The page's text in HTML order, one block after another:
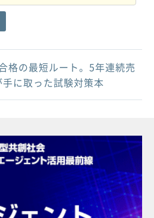
格の最短ルート。5年連続売
に取った試験対策本